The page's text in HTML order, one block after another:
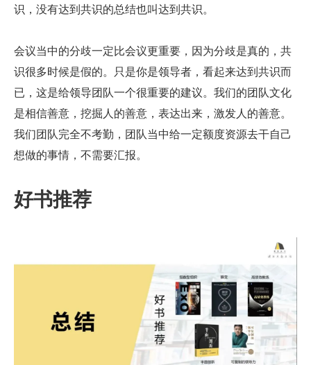
识，没有达到共识的总结也叫达到共识。
会议当中的分歧一定比会议更重要，因为分歧是真的，共
识很多时候是假的。只是你是领导者，看起来达到共识而
已，这是给领导团队一个很重要的建议。我们的团队文化
是相信善意，挖掘人的善意，表达出来，激发人的善意。
我们团队完全不考勤，团队当中给一定额度资源去干自己
想做的事情，不需要汇报。
好书推荐